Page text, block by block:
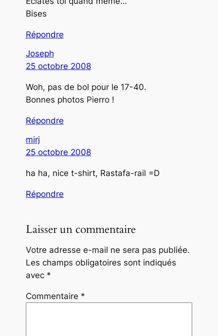
Bises
Répondre
Joseph
25 octobre 2008
Woh, pas de bol pour le 17-40.
Bonnes photos Pierro !
Répondre
mirj
25 octobre 2008
ha ha, nice t-shirt, Rastafa-rail =D
Répondre
Laisser un commentaire
Votre adresse e-mail ne sera pas publiée.
Les champs obligatoires sont indiqués
avec *
Commentaire *